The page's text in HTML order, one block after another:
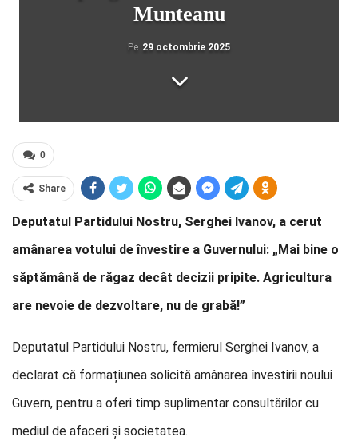
Munteanu
Pe 29 octombrie 2025
0
Share
Deputatul Partidului Nostru, Serghei Ivanov, a cerut
amânarea votului de învestire a Guvernului: „Mai bine o
săptămână de răgaz decât decizii pripite. Agricultura
are nevoie de dezvoltare, nu de grabă!”
Deputatul Partidului Nostru, fermierul Serghei Ivanov, a
declarat că formațiunea solicită amânarea învestirii noului
Guvern, pentru a oferi timp suplimentar consultărilor cu
mediul de afaceri și societatea.